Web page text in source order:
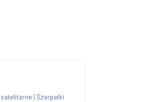
| Szarpatki